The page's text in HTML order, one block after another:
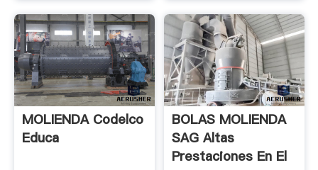
MOLIENDA Codelco
Educa
BOLAS MOLIENDA
SAG Altas
Prestaciones En El